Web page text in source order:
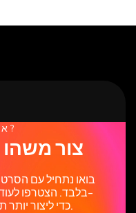
אתה מוכן?
צור
בואו נתחיל עם
Kapwing כדי ליצור יותר תוכן בפחות זמן.